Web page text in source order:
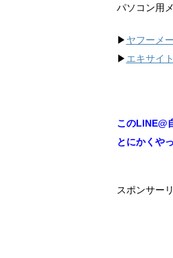
パソコン用
▶︎ ヤフーメ
▶︎ エキサイ
このLINE@
とにかくや
スポンサー